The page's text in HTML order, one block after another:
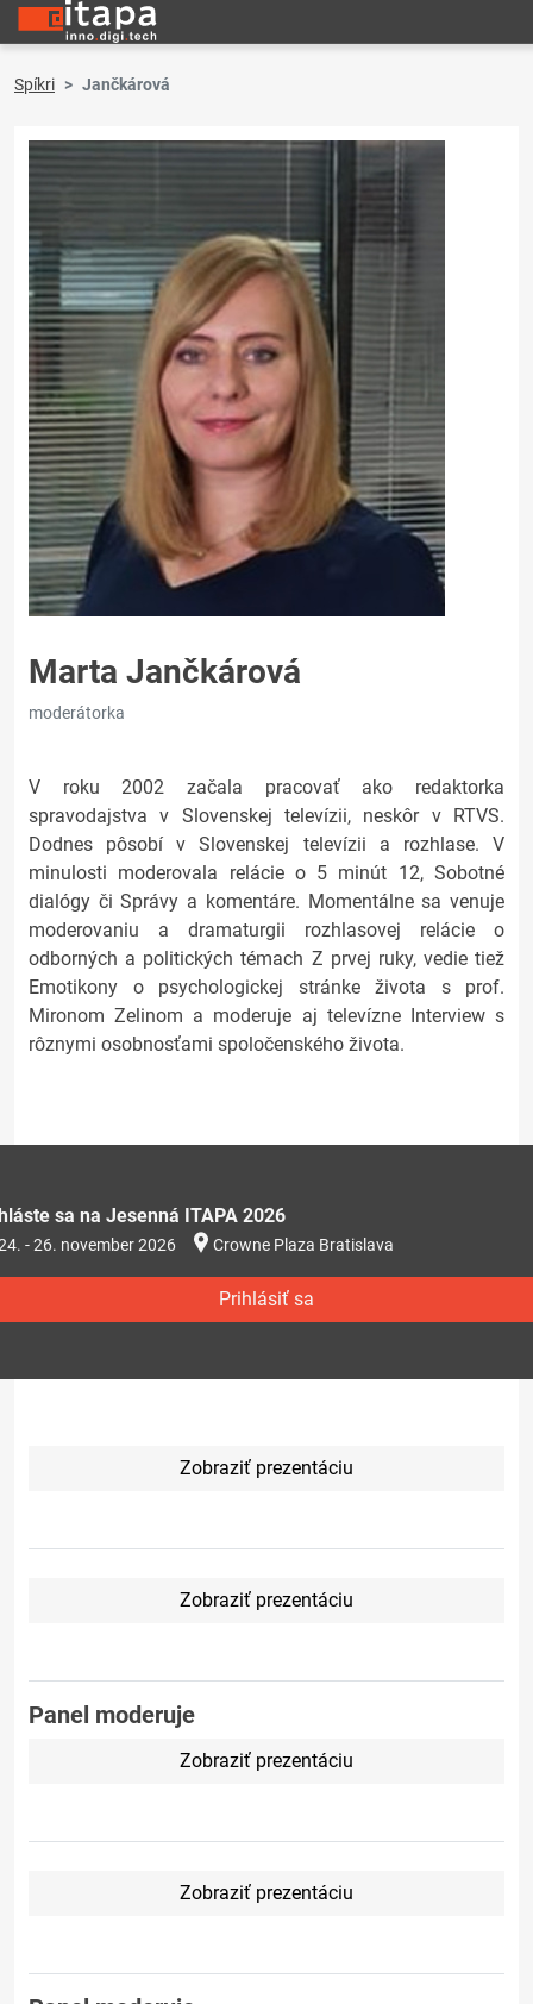
Spíkri Jančkárová
Marta Jančkárová
moderátorka
V roku 2002 začala pracovať ako redaktorka
spravodajstva v Slovenskej televízii, neskôr v RTVS.
Dodnes pôsobí v Slovenskej televízii a rozhlase. V
minulosti moderovala relácie o 5 minút 12, Sobotné
dialógy či Správy a komentáre. Momentálne sa venuje
moderovaniu a dramaturgii rozhlasovej relácie o
odborných a politických témach Z prvej ruky, vedie tiež
Emotikony o psychologickej stránke života s prof.
Mironom Zelinom a moderuje aj televízne Interview s
rôznymi osobnosťami spoločenského života.
sa na Jesenná ITAPA 2026
- 26. november 2026 Crowne Plaza Bratislava
Prihlásiť sa
Zobraziť prezentáciu
Zobraziť prezentáciu
Panel moderuje
Zobraziť prezentáciu
Zobraziť prezentáciu